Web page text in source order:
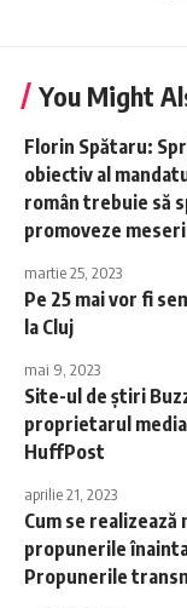
You Might
Florin Spătaru:
obiectiv al
român trebuie să
promoveze
martie 25, 2023
Pe 25 mai vor fi
la Cluj
mai 9, 2023
Site-ul de ştiri
proprietarul media
HuffPost
aprilie 21, 2023
Cum se realizează
propunerile
Propunerile